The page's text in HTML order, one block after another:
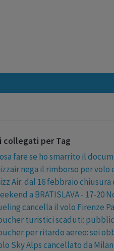
collegati per Tag
fare se ho smarrito il
nega il rimborso per volo
Air: dal 16 febbraio
a BRATISLAVA - 17-20
cancella il volo Firenze
turistici scaduti:
per ritardo aereo: sei
Sky Alps cancellato da